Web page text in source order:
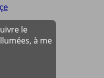
le
à me